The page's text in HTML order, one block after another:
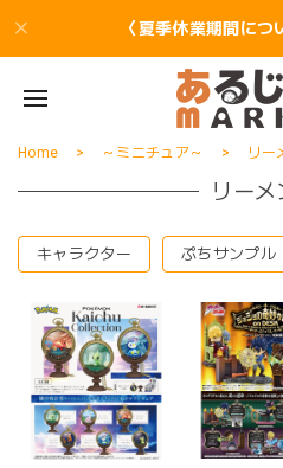
〈夏季休業期間につ
Home ～ミニチュア～ リー
リーメ
キャラクター ぷちサンプル